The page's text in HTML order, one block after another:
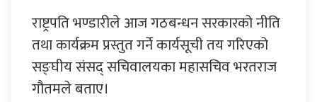
राष्ट्रपति भण्डारीले आज गठबन्धन सरकारको नीति
तथा कार्यक्रम प्रस्तुत गर्ने कार्यसूची तय गरिएको
सङ्घीय संसद् सचिवालयका महासचिव भरतराज
गौतमले बताए।